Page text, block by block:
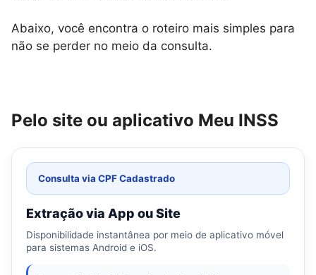
Abaixo, você encontra o roteiro mais simples para
não se perder no meio da consulta.
Pelo site ou aplicativo Meu INSS
Consulta via CPF Cadastrado
Extração via App ou Site
Disponibilidade instantânea por meio de aplicativo móvel
para sistemas Android e iOS.